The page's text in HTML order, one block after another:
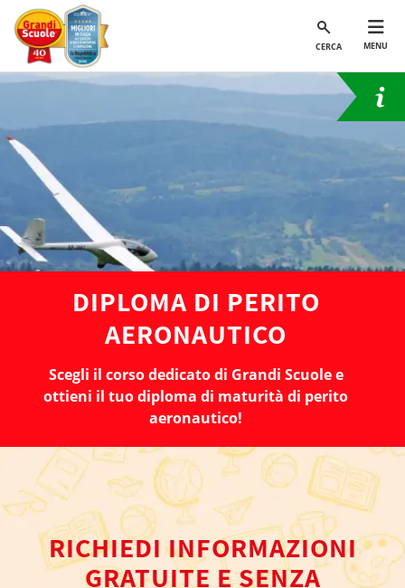
CERCA MENU
DIPLOMA DI PERITO
AERONAUTICO
Scegli il corso dedicato di Grandi Scuole e
ottieni il tuo diploma di maturità di perito
aeronautico!
RICHIEDI INFORMAZIONI
GRATUITE E SENZA